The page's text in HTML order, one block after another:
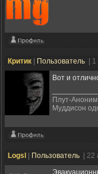
Критик Пользователь
|
Вот и
Плут-
Муддисон
Logsl Пользователь
|